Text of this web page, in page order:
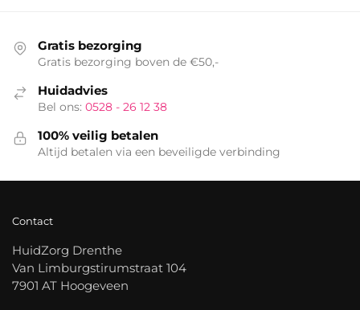
Gratis bezorging
Gratis bezorging boven de €50,-
Huidadvies
Bel ons: 0528 - 26 12 38
100% veilig betalen
Altijd betalen via een beveiligde verbinding
Contact
HuidZorg Drenthe
Van Limburgstirumstraat 104
7901 AT Hoogeveen